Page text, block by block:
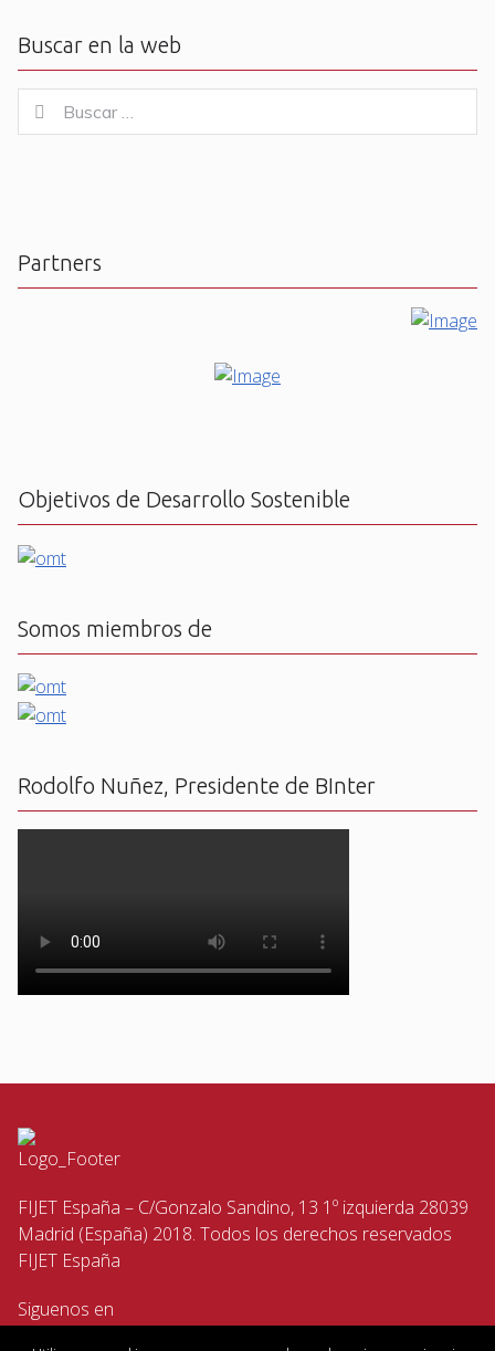
Buscar en la web
for:
Buscar
Partners
Objetivos de Desarrollo Sostenible
Somos miembros de
Rodolfo Nuñez, Presidente de BInter
FIJET España – C/Gonzalo Sandino, 13 1º izquierda 28039
Madrid (España) 2018. Todos los derechos reservados
FIJET España
Siguenos en